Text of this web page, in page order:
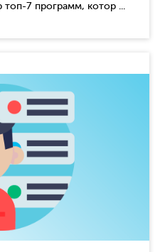
топ-7 программ, котор ...